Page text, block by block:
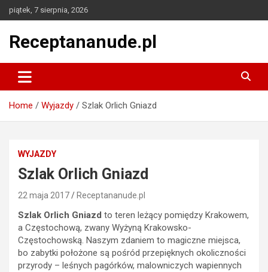
Skip
to
piątek, 7 sierpnia, 2026
Receptananude.pl
Home Wyjazdy Szlak Orlich Gniazd
WYJAZDY
Szlak Orlich Gniazd
22 maja 2017 Receptananude.pl
Szlak Orlich Gniazd to teren leżący pomiędzy Krakowem,
a Częstochową, zwany Wyżyną Krakowsko-
Częstochowską. Naszym zdaniem to magiczne miejsca,
bo zabytki położone są pośród przepięknych okoliczności
przyrody – leśnych pagórków, malowniczych wapiennych